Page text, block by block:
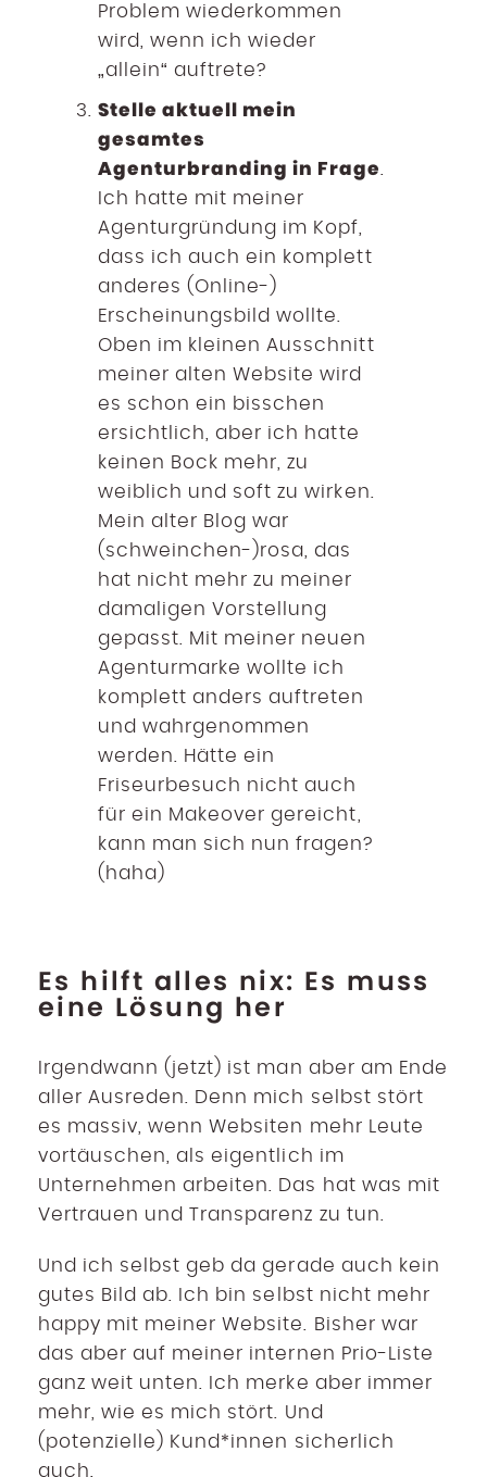
Problem wiederkommen
wird, wenn ich wieder
„allein“ auftrete?
Stelle aktuell mein
gesamtes
Agenturbranding in Frage
Ich hatte mit meiner
Agenturgründung im Kopf,
dass ich auch ein komplett
anderes (Online-)
Erscheinungsbild wollte.
Oben im kleinen Ausschnitt
meiner alten Website wird
es schon ein bisschen
ersichtlich, aber ich hatte
keinen Bock mehr, zu
weiblich und soft zu wirken.
Mein alter Blog war
(schweinchen-)rosa, das
hat nicht mehr zu meiner
damaligen Vorstellung
gepasst. Mit meiner neuen
Agenturmarke wollte ich
komplett anders auftreten
und wahrgenommen
werden. Hätte ein
Friseurbesuch nicht auch
für ein Makeover gereicht,
kann man sich nun fragen?
(haha)
Es hilft alles nix: Es muss
eine Lösung her
Irgendwann (jetzt) ist man aber am Ende
aller Ausreden. Denn mich selbst stört
es massiv, wenn Websiten mehr Leute
vortäuschen, als eigentlich im
Unternehmen arbeiten. Das hat was mit
Vertrauen und Transparenz zu tun.
Und ich selbst geb da gerade auch kein
gutes Bild ab. Ich bin selbst nicht mehr
happy mit meiner Website. Bisher war
das aber auf meiner internen Prio-Liste
ganz weit unten. Ich merke aber immer
mehr, wie es mich stört. Und
(potenzielle) Kund*innen sicherlich
auch.